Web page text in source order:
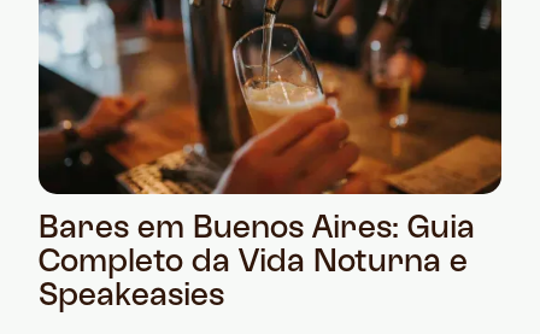
Bares em Buenos Aires: Guia
Completo da Vida Noturna e
Speakeasies